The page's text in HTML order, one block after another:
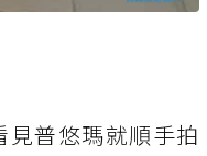
普悠瑪就順手拍